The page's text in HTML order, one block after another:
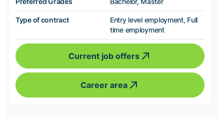
Type of contract
Entry level employment, Full
time employment
Current job offers
Career area